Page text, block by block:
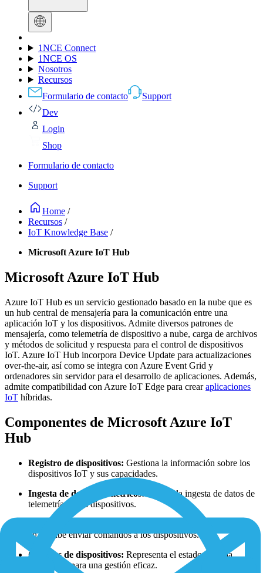
1NCE Connect
1NCE OS
Nosotros
Recursos
Formulario de contacto
Support
Dev
Login
Shop
Formulario de contacto
Support
Home /
Recursos /
IoT Knowledge Base /
Microsoft Azure IoT Hub
Microsoft Azure IoT Hub
Azure IoT Hub es un servicio gestionado basado en la nube que es
un hub central de mensajería para la comunicación entre una
aplicación IoT y los dispositivos. Admite diversos patrones de
mensajería, como telemetría de dispositivo a nube, carga de archivos
y métodos de solicitud y respuesta para el control de dispositivos
IoT. Azure IoT Hub incorpora Device Update para actualizaciones
over-the-air, así como se integra con Azure Event Grid y
ordenadores sin servidor para el desarrollo de aplicaciones. Además,
admite compatibilidad con Azure IoT Edge para crearaplicaciones
IoT híbridas.
Componentes de Microsoft Azure IoT
Hub
Registro de dispositivos: Gestiona la información sobre los
dispositivos IoT y sus capacidades.
Ingesta de datos telemétricos:
Facilita la ingesta de datos de
telemetría de los dispositivos.
en la nube enviar comandos a los dispositivos.
Gemelos de dispositivos: Representa el estado de cada
dispositivo para una gestión eficaz.